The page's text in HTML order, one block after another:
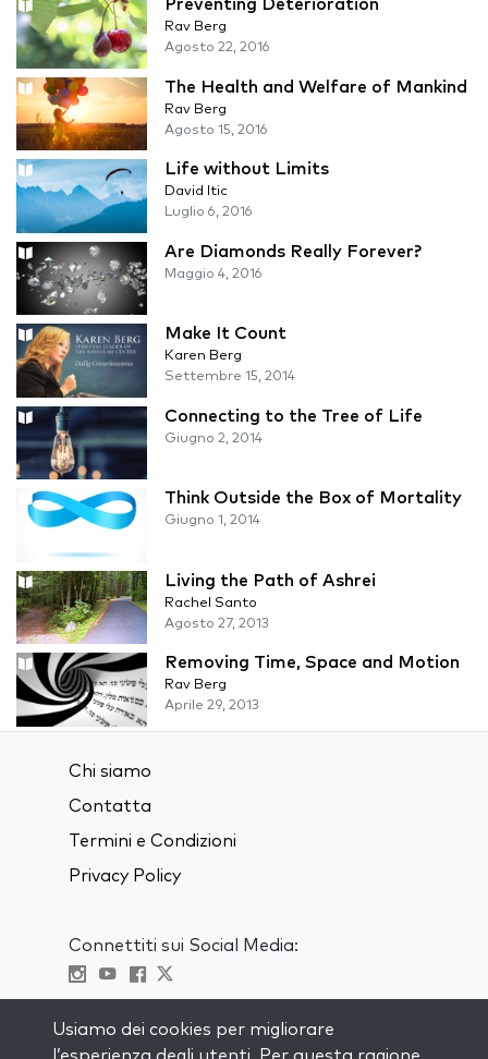
Preventing Deterioration
Rav Berg
Agosto 22, 2016
The Health and Welfare of Mankind
Rav Berg
Agosto 15, 2016
Life without Limits
David Itic
Luglio 6, 2016
Are Diamonds Really Forever?
Maggio 4, 2016
Make It Count
Karen Berg
Settembre 15, 2014
Connecting to the Tree of Life
Giugno 2, 2014
Think Outside the Box of Mortality
Giugno 1, 2014
Living the Path of Ashrei
Rachel Santo
Agosto 27, 2013
Removing Time, Space and Motion
Rav Berg
Aprile 29, 2013
Chi siamo
Contatta
Termini e Condizioni
Privacy Policy
Connettiti sui Social Media:
Usiamo dei cookies per migliorare